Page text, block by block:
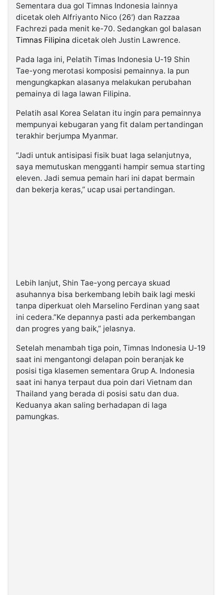
Sementara dua gol Timnas Indonesia lainnya
dicetak oleh Alfriyanto Nico (26′) dan Razzaa
Fachrezi pada menit ke-70. Sedangkan gol balasan
Timnas Filipina dicetak oleh Justin Lawrence.
Pada laga ini, Pelatih Timas Indonesia U-19 Shin
Tae-yong merotasi komposisi pemainnya. Ia pun
mengungkapkan alasanya melakukan perubahan
pemainya di laga lawan Filipina.
Pelatih asal Korea Selatan itu ingin para pemainnya
mempunyai kebugaran yang fit dalam pertandingan
terakhir berjumpa Myanmar.
“Jadi untuk antisipasi fisik buat laga selanjutnya,
saya memutuskan mengganti hampir semua starting
eleven. Jadi semua pemain hari ini dapat bermain
dan bekerja keras,” ucap usai pertandingan.
Lebih lanjut, Shin Tae-yong percaya skuad
asuhannya bisa berkembang lebih baik lagi meski
tanpa diperkuat oleh Marselino Ferdinan yang saat
ini cedera.”Ke depannya pasti ada perkembangan
dan progres yang baik,” jelasnya.
Setelah menambah tiga poin, Timnas Indonesia U-19
saat ini mengantongi delapan poin beranjak ke
posisi tiga klasemen sementara Grup A. Indonesia
saat ini hanya terpaut dua poin dari Vietnam dan
Thailand yang berada di posisi satu dan dua.
Keduanya akan saling berhadapan di laga
pamungkas.